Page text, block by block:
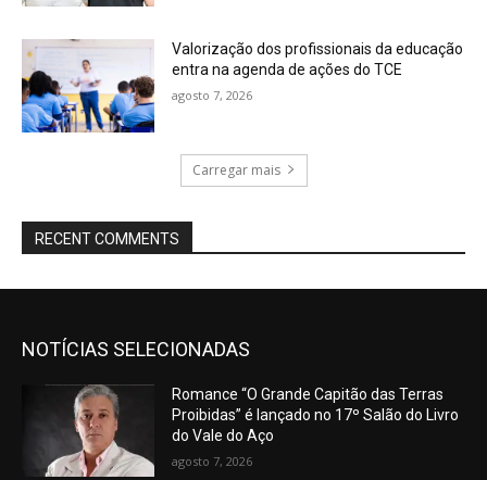
Valorização dos profissionais da educação
entra na agenda de ações do TCE
agosto 7, 2026
Carregar mais
RECENT COMMENTS
NOTÍCIAS SELECIONADAS
Romance “O Grande Capitão das Terras
Proibidas” é lançado no 17º Salão do Livro
do Vale do Aço
agosto 7, 2026